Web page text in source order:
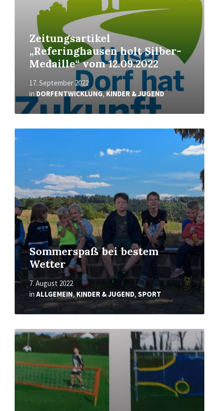
Zeitungsartikel
„Referinghausen holt Silber-
Medaille“ vom 12.09.2022
17. September 2022
in DORFENTWICKLUNG,KINDER & JUGEND
Sommerspaß bei bestem
Wetter
7. August 2022
in ALLGEMEIN,KINDER & JUGEND,SPORT
Mehr
erfahren
Mehr
erfahren